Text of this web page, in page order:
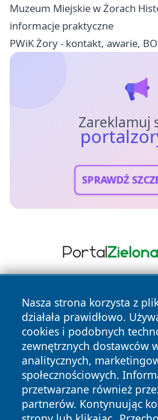
Muzeum Miejskie w Żorach
informacje praktyczne
PWiK Żory - kontakt, awarie,
Zareklamuj
SPRAWDŹ
Nasza strona korzysta z
działała prawidłowo.
cookies i podobnych
zewnętrznych dostawców
analitycznych,
społecznościowych.
przetwarzane również
partnerów. Kontynuując
Copyright © 2026 portalzory.pl
News Autorzy
Polityka